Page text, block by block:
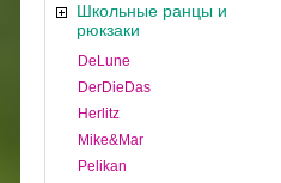
Школьные ранцы и
рюкзаки
DeLune
DerDieDas
Herlitz
Mike&Mar
Pelikan